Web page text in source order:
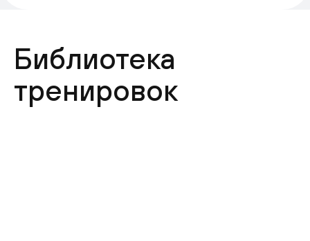
Фестивальная площадка на
Ореховом бульваре
ЗЯБЛИКОВО
Библиотека
тренировок